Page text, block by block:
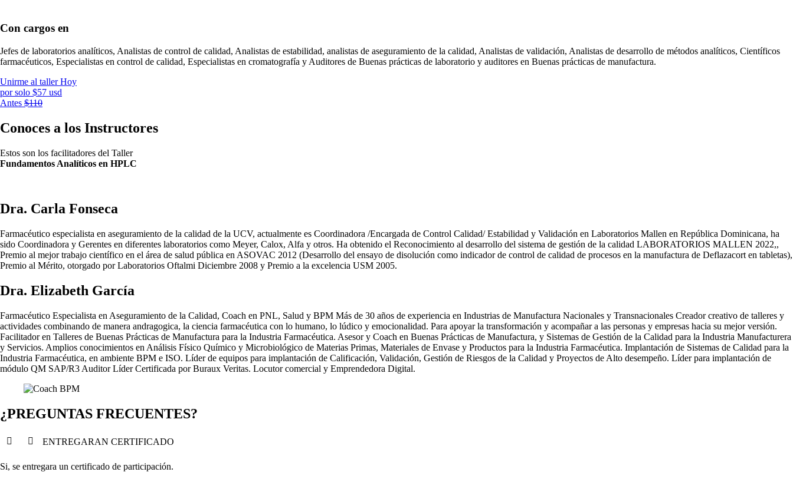
Con cargos en
Jefes de laboratorios analíticos, Analistas de control de calidad, Analistas de estabilidad, analistas de aseguramiento de la calidad, Analistas de validación, Analistas de desarrollo de métodos analíticos, Científicos
farmacéuticos, Especialistas en control de calidad, Especialistas en cromatografía y Auditores de Buenas prácticas de laboratorio y auditores en Buenas prácticas de manufactura.
Unirme al taller Hoy
por solo $57 usd
Antes $110
Conoces a los Instructores
Estos son los facilitadores del Taller
Fundamentos Analíticos en HPLC
Dra. Carla Fonseca
Farmacéutico especialista en aseguramiento de la calidad de la UCV, actualmente es Coordinadora /Encargada de Control Calidad/ Estabilidad y Validación en Laboratorios Mallen en República Dominicana, ha
sido Coordinadora y Gerentes en diferentes laboratorios como Meyer, Calox, Alfa y otros. Ha obtenido el Reconocimiento al desarrollo del sistema de gestión de la calidad LABORATORIOS MALLEN 2022,,
Premio al mejor trabajo científico en el área de salud pública en ASOVAC 2012 (Desarrollo del ensayo de disolución como indicador de control de calidad de procesos en la manufactura de Deflazacort en tabletas),
Premio al Mérito, otorgado por Laboratorios Oftalmi Diciembre 2008 y Premio a la excelencia USM 2005.
Dra. Elizabeth García
Farmacéutico Especialista en Aseguramiento de la Calidad, Coach en PNL, Salud y BPM Más de 30 años de experiencia en Industrias de Manufactura Nacionales y Transnacionales Creador creativo de talleres y
actividades combinando de manera andragogica, la ciencia farmacéutica con lo humano, lo lúdico y emocionalidad. Para apoyar la transformación y acompañar a las personas y empresas hacia su mejor versión.
Facilitador en Talleres de Buenas Prácticas de Manufactura para la Industria Farmacéutica. Asesor y Coach en Buenas Prácticas de Manufactura, y Sistemas de Gestión de la Calidad para la Industria Manufacturera
y Servicios. Amplios conocimientos en Análisis Físico Químico y Microbiológico de Materias Primas, Materiales de Envase y Productos para la Industria Farmacéutica. Implantación de Sistemas de Calidad para la
Industria Farmacéutica, en ambiente BPM e ISO. Líder de equipos para implantación de Calificación, Validación, Gestión de Riesgos de la Calidad y Proyectos de Alto desempeño. Líder para implantación de
módulo QM SAP/R3 Auditor Líder Certificada por Buraux Veritas. Locutor comercial y Emprendedora Digital.
¿PREGUNTAS FRECUENTES?
ENTREGARAN CERTIFICADO
Si, se entregara un certificado de participación.